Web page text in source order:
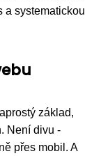
a systematickou
základ,
Není divu -
přes mobil. A